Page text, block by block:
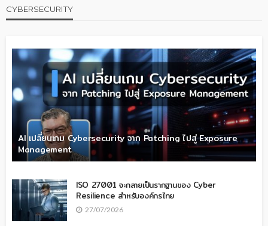
CYBERSECURITY
AI เปลี่ยนเกม Cybersecurity จาก Patching ไปสู่ Exposure
Management
ISO 27001 จะกลายเป็นรากฐานของ Cyber
Resilience สำหรับองค์กรไทย
27/07/2026